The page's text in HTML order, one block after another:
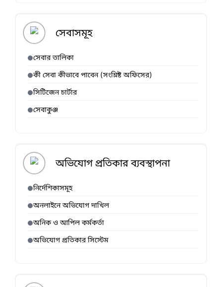
সেবাসমূহ
সেবার তালিকা
কী সেবা কীভাবে পাবেন (সংশ্লিষ্ট অফিসের)
সিটিজেন চার্টার
সেবাকুঞ্জ
অভিযোগ প্রতিকার ব্যবস্থাপনা
নির্দেশিকাসমূহ
অনলাইনে অভিযোগ দাখিল
অনিক ও আপিল কর্মকর্তা
অভিযোগ প্রতিকার সিস্টেম